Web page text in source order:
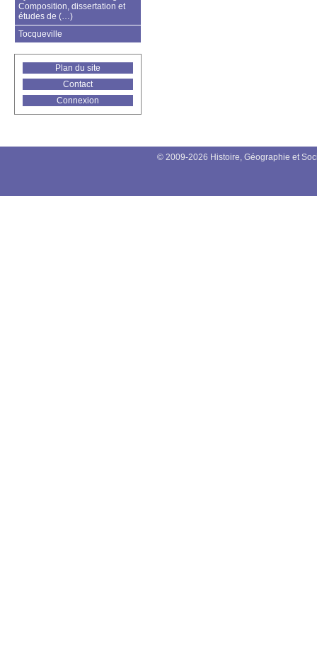
Composition, dissertation et
études de (…)
Tocqueville
Plan du site
Contact
Connexion
© 2009-2026 Histoire, Géographie et